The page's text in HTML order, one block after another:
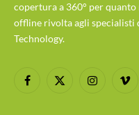
copertura a 360° per
offline rivolta agli
Technology.
Facebook
X
Instagram